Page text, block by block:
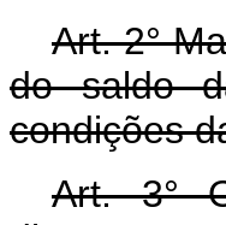
Art. 2°
do saldo
condições
Art. 3°